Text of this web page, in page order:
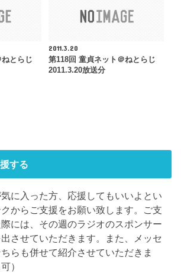
とらじ
2011.3.20
第118回 童貞ネット＠ねとらじ
2011.3.20放送分
する
に入った方、応援してもいいよとい
からご支援をお願い致します。ご支
には、その週のラジオのスポンサー
させていただきます。また、メッセ
らも併せて紹介させていただきま
）